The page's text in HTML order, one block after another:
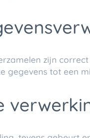
zijn
gegevens tot een